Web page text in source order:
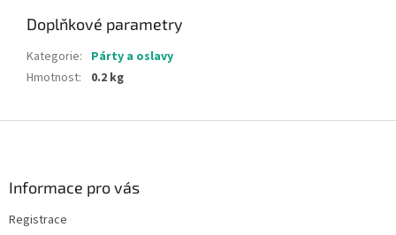
Doplňkové parametry
Kategorie: Párty a oslavy
Hmotnost: 0.2 kg
Informace pro vás
Registrace